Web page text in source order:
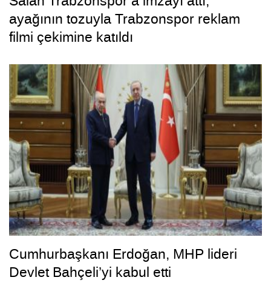
ayağının tozuyla Trabzonspor reklam
filmi çekimine katıldı
Cumhurbaşkanı Erdoğan, MHP lideri
Devlet Bahçeli’yi kabul etti